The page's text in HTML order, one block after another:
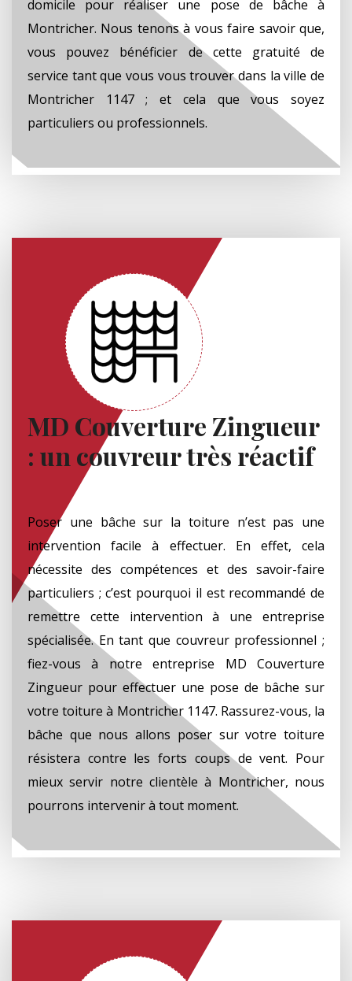
domicile pour réaliser une pose de bâche à
Montricher. Nous tenons à vous faire savoir que,
vous pouvez bénéficier de cette gratuité de
service tant que vous vous trouver dans la ville de
Montricher 1147 ; et cela que vous soyez
particuliers ou professionnels.
MD Couverture Zingueur
: un couvreur très réactif
Poser une bâche sur la toiture n’est pas une
intervention facile à effectuer. En effet, cela
nécessite des compétences et des savoir-faire
particuliers ; c’est pourquoi il est recommandé de
remettre cette intervention à une entreprise
spécialisée. En tant que couvreur professionnel ;
fiez-vous à notre entreprise MD Couverture
Zingueur pour effectuer une pose de bâche sur
votre toiture à Montricher 1147. Rassurez-vous, la
bâche que nous allons poser sur votre toiture
résistera contre les forts coups de vent. Pour
mieux servir notre clientèle à Montricher, nous
pourrons intervenir à tout moment.